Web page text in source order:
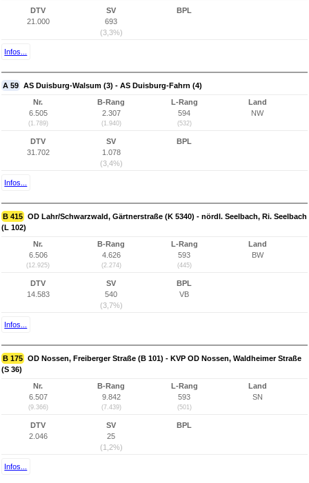
DTV
21.000
SV
693
(3,3%)
BPL
Infos...
A 59 AS Duisburg-Walsum (3) - AS Duisburg-Fahrn (4)
Nr.
6.505
(1.789)
B-Rang
2.307
(1.940)
L-Rang
594
(532)
Land
NW
DTV
31.702
SV
1.078
(3,4%)
BPL
Infos...
B 415 OD Lahr/Schwarzwald, Gärtnerstraße (K 5340) - nördl. Seelbach, Ri. Seelbach
(L 102)
Nr.
6.506
(12.925)
B-Rang
4.626
(2.274)
L-Rang
593
(445)
Land
BW
DTV
14.583
SV
540
(3,7%)
BPL
VB
Infos...
B 175 OD Nossen, Freiberger Straße (B 101) - KVP OD Nossen, Waldheimer Straße
(S 36)
Nr.
6.507
(9.366)
B-Rang
9.842
(7.439)
L-Rang
593
(501)
Land
SN
DTV
2.046
SV
25
(1,2%)
BPL
Infos...